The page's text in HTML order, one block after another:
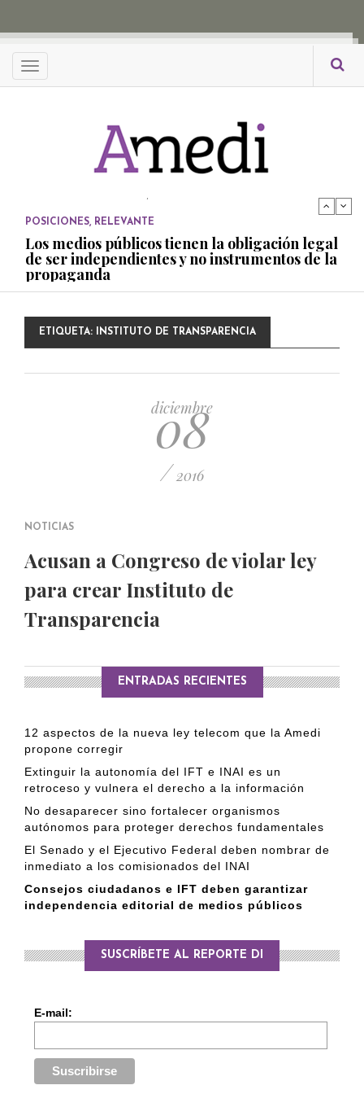
Menu
POSICIONES
Consejos ciudadanos e IFT deben garantizar
independencia editorial de medios públicos
Amedi condena atentado contra Ciro Gómez
POSICIONES, RELEVANTE
Los medios públicos tienen la obligación legal
de ser independientes y no instrumentos de la
propaganda
PUBLICADO EL 27 NOVIEMBRE, 2022
Consejos ciudadanos e IFT deben garantizar
ETIQUETA: INSTITUTO DE TRANSPARENCIA
diciembre
08
/ 2016
NOTICIAS
Acusan a Congreso de violar ley
para crear Instituto de
Transparencia
ENTRADAS RECIENTES
12 aspectos de la nueva ley telecom que la Amedi
propone corregir
Extinguir la autonomía del IFT e INAI es un
retroceso y vulnera el derecho a la información
No desaparecer sino fortalecer organismos
autónomos para proteger derechos fundamentales
El Senado y el Ejecutivo Federal deben nombrar de
inmediato a los comisionados del INAI
Consejos ciudadanos e IFT deben garantizar
independencia editorial de medios públicos
SUSCRÍBETE AL REPORTE DI
E-mail: